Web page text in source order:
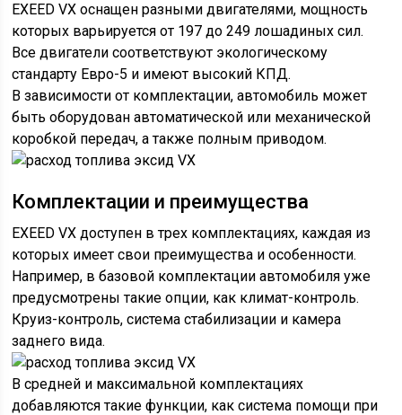
EXEED VX оснащен разными двигателями, мощность
которых варьируется от 197 до 249 лошадиных сил.
Все двигатели соответствуют экологическому
стандарту Евро-5 и имеют высокий КПД.
В зависимости от комплектации, автомобиль может
быть оборудован автоматической или механической
коробкой передач, а также полным приводом.
Комплектации и преимущества
EXEED VX доступен в трех комплектациях, каждая из
которых имеет свои преимущества и особенности.
Например, в базовой комплектации автомобиля уже
предусмотрены такие опции, как климат-контроль.
Круиз-контроль, система стабилизации и камера
заднего вида.
В средней и максимальной комплектациях
добавляются такие функции, как система помощи при